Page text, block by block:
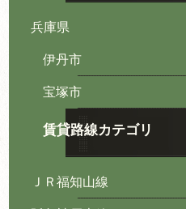
兵庫県
伊丹市
宝塚市
賃貸路線カテゴリ
ＪＲ福知山線